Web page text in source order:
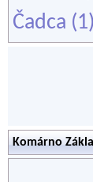
Čadca (1)
Komárno